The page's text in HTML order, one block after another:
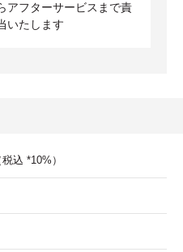
アフターサービスまで責
いたします
税込 *10%）